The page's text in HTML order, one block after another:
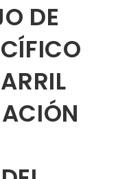
DE